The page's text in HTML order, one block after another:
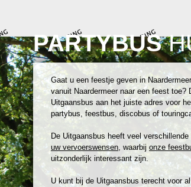
PARTYBUS
Gaat u een feestje geven in
vanuit Naardermeer naar een feest toe?
Uitgaansbus aan het juiste adres voor
partybus, feestbus, discobus of
De Uitgaansbus heeft veel verschillende
uw vervoerswensen, waarbij onze
uitzonderlijk interessant zijn.
U kunt bij de Uitgaansbus terecht voor